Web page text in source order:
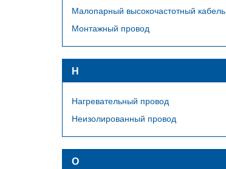
Малопарный высокочастотный кабель
Монтажный провод
Н
Нагревательный провод
Неизолированный провод
О